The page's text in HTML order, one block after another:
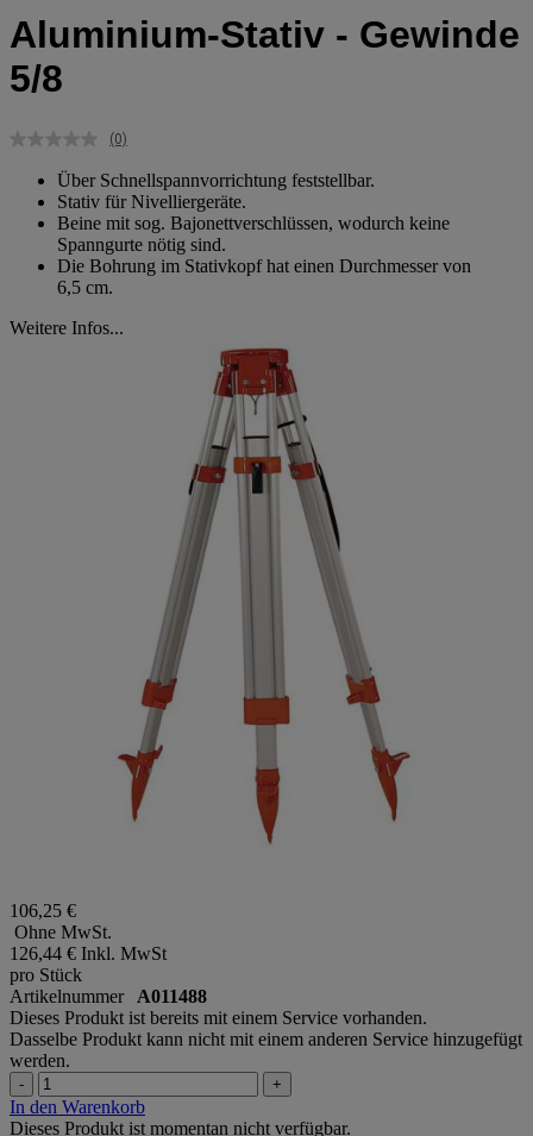
Aluminium-Stativ - Gewinde
5/8
Kein
Link
auf
derselben
Seite.
(0)
Über Schnellspannvorrichtung feststellbar.
Stativ für Nivelliergeräte.
Beine mit sog. Bajonettverschlüssen, wodurch keine
Spanngurte nötig sind.
Die Bohrung im Stativkopf hat einen Durchmesser von
6,5 cm.
Weitere Infos...
106,25 €
Ohne MwSt.
126,44 € Inkl. MwSt
pro Stück
Artikelnummer A011488
Dieses Produkt ist bereits mit einem Service vorhanden.
Dasselbe Produkt kann nicht mit einem anderen Service hinzugefügt
werden.
- +
In den Warenkorb
Dieses Produkt ist momentan nicht verfügbar.